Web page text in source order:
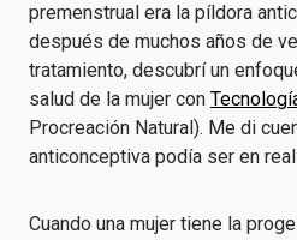
premenstrual era la píldora
después de muchos años de
tratamiento, descubrí un
salud de la mujer con
Procreación Natural). Me di
anticonceptiva podía ser en
Cuando una mujer tiene la